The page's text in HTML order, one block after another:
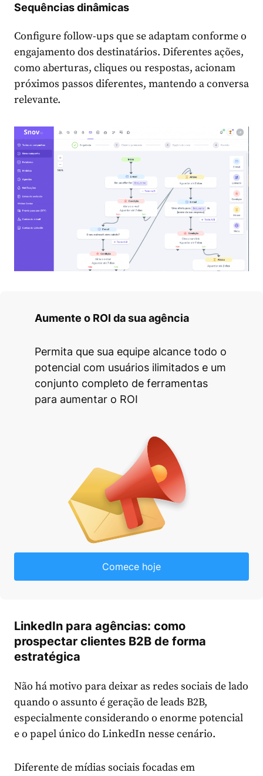
Sequências dinâmicas
Configure follow-ups que se adaptam conforme o
engajamento dos destinatários. Diferentes ações,
como aberturas, cliques ou respostas, acionam
próximos passos diferentes, mantendo a conversa
relevante.
Aumente o ROI da sua agência
Permita que sua equipe alcance todo o
potencial com usuários ilimitados e um
conjunto completo de ferramentas
para aumentar o ROI
Comece hoje
LinkedIn para agências: como
prospectar clientes B2B de forma
estratégica
Não há motivo para deixar as redes sociais de lado
quando o assunto é geração de leads B2B,
especialmente considerando o enorme potencial
e o papel único do LinkedIn nesse cenário.
Diferente de mídias sociais focadas em